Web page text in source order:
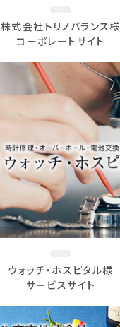
株式会社トリノバランス様
コーポレートサイト
ウォッチ・ホスピタル様
サービスサイト